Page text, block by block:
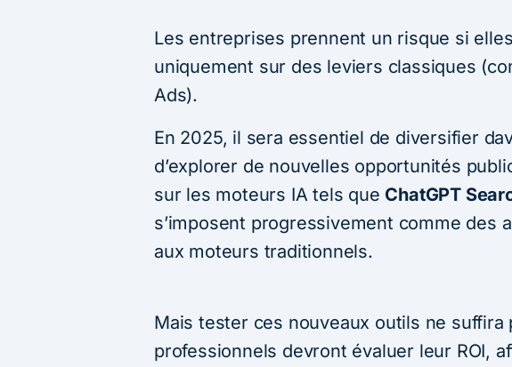
Les entreprises prennent un risque si elles
uniquement sur des leviers classiques
Ads).
En 2025, il sera essentiel de diversifier
d’explorer de nouvelles opportunités
sur les moteurs IA tels que ChatGPT
s’imposent progressivement comme des
aux moteurs traditionnels.
Mais tester ces nouveaux outils ne suffira
professionnels devront évaluer leur ROI,